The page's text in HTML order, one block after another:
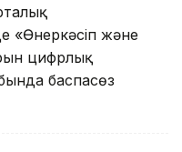
«Өнеркәсіп және
цифрлық
баспасөз